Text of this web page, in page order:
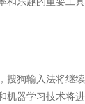
搜狗输入法将继
机器学习技术将